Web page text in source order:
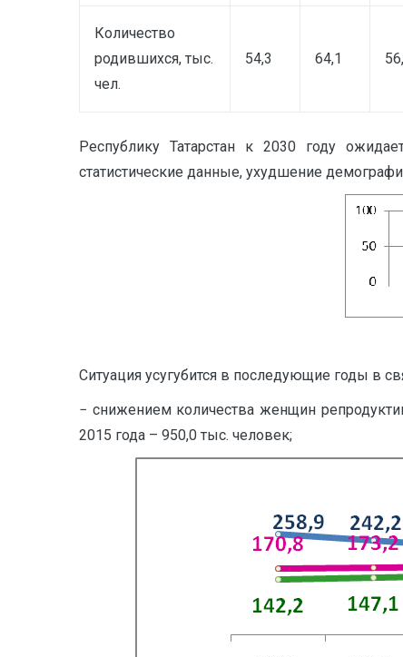
Количество
родившихся, тыс.
чел.
54,3 64,1
Республику Татарстан к 2030 году
статистические данные, ухудшение
Ситуация усугубится в последующие годы в
− снижением количества женщин
2015 года – 950,0 тыс. человек;